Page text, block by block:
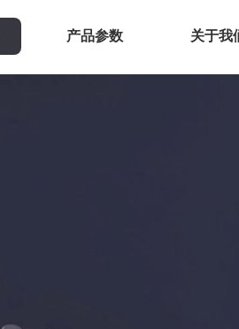
产品参数 关于我